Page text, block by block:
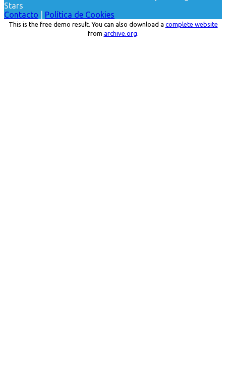
Stars
Contacto
Política de Cookies
This is the free demo result. You can also download a complete website
from archive.org.